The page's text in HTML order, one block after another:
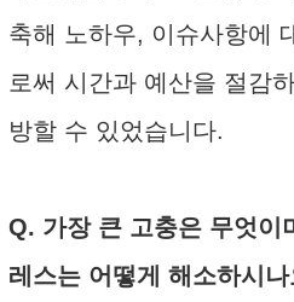
축해 노하우, 이슈사항에
로써 시간과 예산을 절감
방할 수 있었습니다.
Q. 가장 큰 고충은 무엇이
레스는 어떻게 해소하시